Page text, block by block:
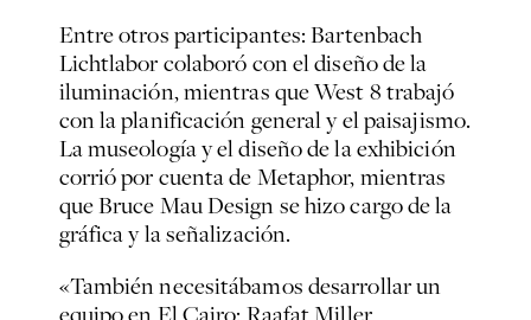
Entre otros participantes: Bartenbach
Lichtlabor colaboró con el diseño de la
iluminación, mientras que West 8 trabajó
con la planificación general y el paisajismo.
La museología y el diseño de la exhibición
corrió por cuenta de Metaphor, mientras
que Bruce Mau Design se hizo cargo de la
gráfica y la señalización.
«También necesitábamos desarrollar un